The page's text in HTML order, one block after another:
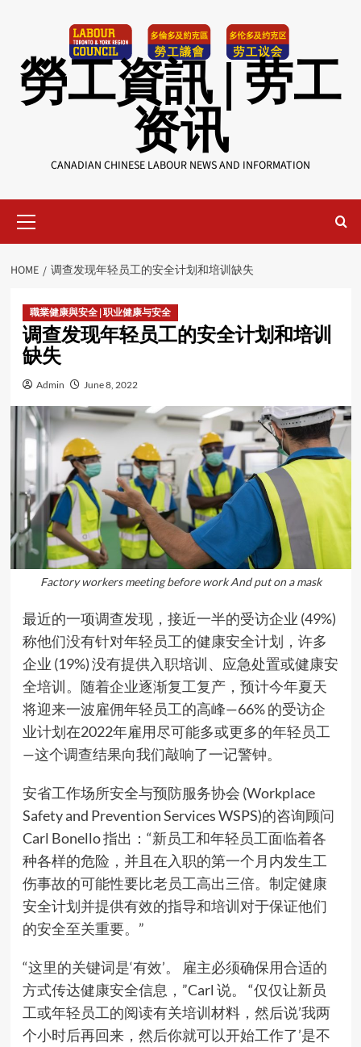
勞工資訊 | 劳工
资讯
CANADIAN CHINESE LABOUR NEWS AND INFORMATION
Menu
HOME 调查发现年轻员工的安全计划和培训缺失
職業健康與安全 | 职业健康与安全
调查发现年轻员工的安全计划和培训
缺失
Admin June 8, 2022
Factory workers meeting before work And put on a mask
最近的一项调查发现，接近一半的受访企业 (49%)
称他们没有针对年轻员工的健康安全计划，许多
企业 (19%) 没有提供入职培训、应急处置或健康安
全培训。随着企业逐渐复工复产，预计今年夏天
将迎来一波雇佣年轻员工的高峰—66% 的受访企
业计划在2022年雇用尽可能多或更多的年轻员工
—这个调查结果向我们敲响了一记警钟。
安省工作场所安全与预防服务协会 (Workplace
Safety and Prevention Services WSPS)的咨询顾问
Carl Bonello 指出：“新员工和年轻员工面临着各
种各样的危险，并且在入职的第一个月内发生工
伤事故的可能性要比老员工高出三倍。制定健康
安全计划并提供有效的指导和培训对于保证他们
的安全至关重要。”
“这里的关键词是‘有效’。 雇主必须确保用合适的
方式传达健康安全信息，”Carl 说。 “仅仅让新员
工或年轻员工的阅读有关培训材料，然后说’我两
个小时后再回来，然后你就可以开始工作了’是不